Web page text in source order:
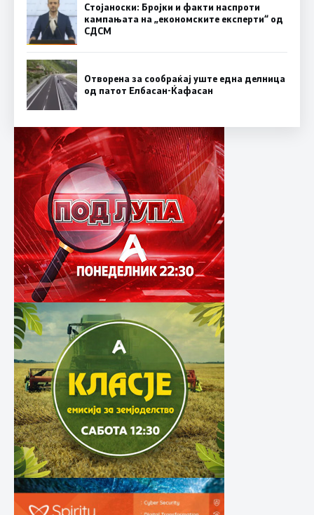
Стојаноски: Бројки и факти наспроти
кампањата на „економските експерти“ од
СДСM
Отворена за сообраќај уште една делница
од патот Елбасан-Ќафасан